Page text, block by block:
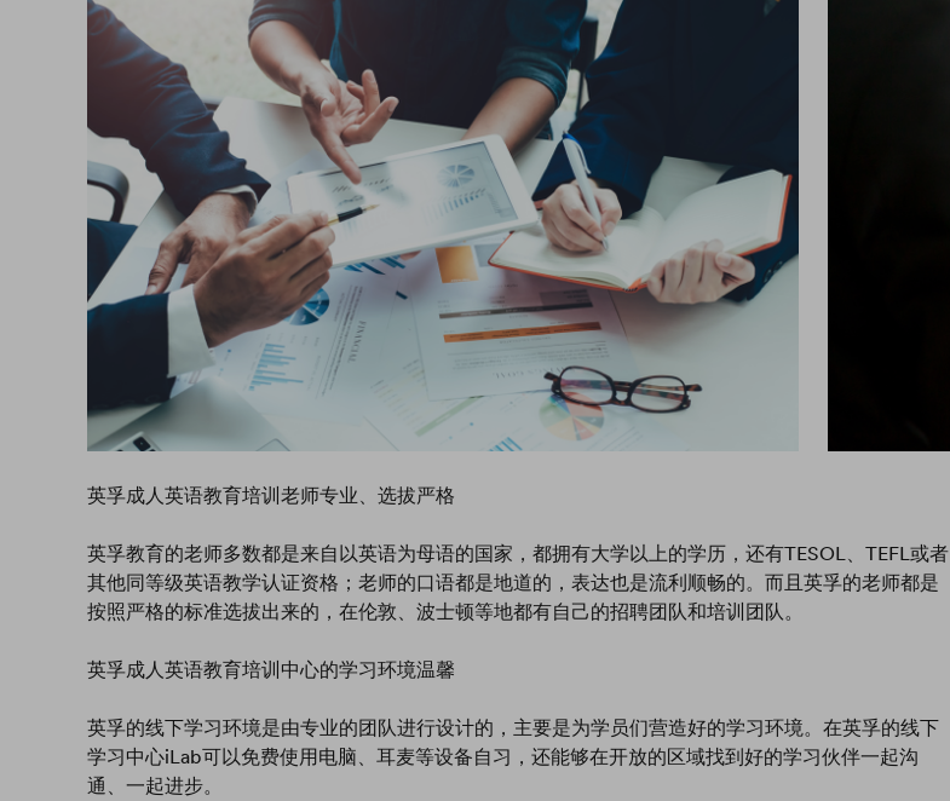
英孚成人英语教育培训老师专业、选拔严格
英孚教育的老师多数都是来自以英语为母语的国家，都拥有大学以上的学历，还有TESOL、TEFL或者
其他同等级英语教学认证资格；老师的口语都是地道的，表达也是流利顺畅的。而且英孚的老师都是
按照严格的标准选拔出来的，在伦敦、波士顿等地都有自己的招聘团队和培训团队。
英孚成人英语教育培训中心的学习环境温馨
英孚的线下学习环境是由专业的团队进行设计的，主要是为学员们营造好的学习环境。在英孚的线下
学习中心iLab可以免费使用电脑、耳麦等设备自习，还能够在开放的区域找到好的学习伙伴一起沟
通、一起进步。